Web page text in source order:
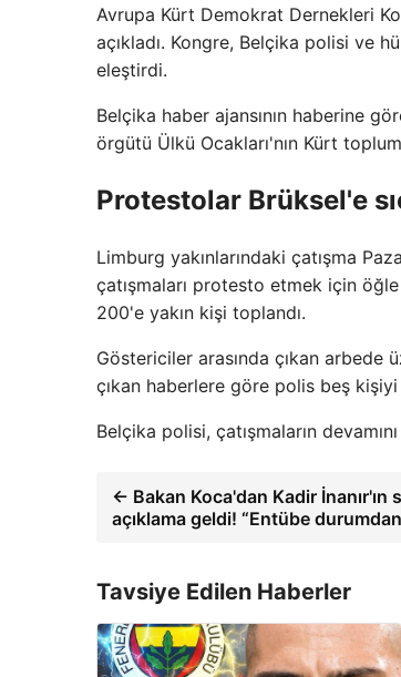
Avrupa Kürt Demokrat Dernekleri
açıkladı. Kongre, Belçika polisi ve
eleştirdi.
Belçika haber ajansının haberine
örgütü Ülkü Ocakları'nın Kürt
Protestolar Brüksel'e
Limburg yakınlarındaki çatışma
çatışmaları protesto etmek için
200'e yakın kişi toplandı.
Göstericiler arasında çıkan arbede
çıkan haberlere göre polis beş kişiyi
Belçika polisi, çatışmaların
← Bakan Koca'dan Kadir İnanır'ın
açıklama geldi! “Entübe durumdan
Tavsiye Edilen Haberler